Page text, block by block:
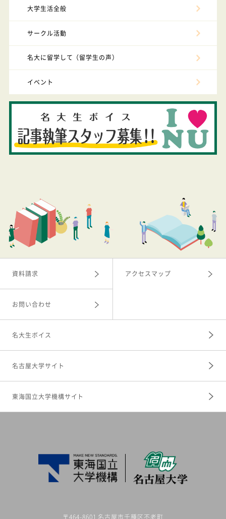
大学生活全般
サークル活動
名大に留学して（留学生の声）
イベント
資料請求 アクセスマップ
お問い合わせ
名大生ボイス
名古屋大学サイト
東海国立大学機構サイト
〒464-8601 名古屋市千種区不老町